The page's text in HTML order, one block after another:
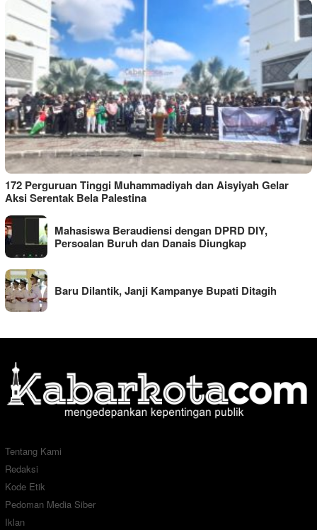
172 Perguruan Tinggi Muhammadiyah dan Aisyiyah Gelar
Aksi Serentak Bela Palestina
Mahasiswa Beraudiensi dengan DPRD DIY,
Persoalan Buruh dan Danais Diungkap
Baru Dilantik, Janji Kampanye Bupati Ditagih
Tentang Kami
Redaksi
Kode Etik
Pedoman Media Siber
Iklan